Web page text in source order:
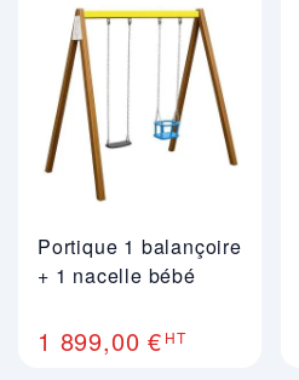
Portique 1 balançoire
+ 1 nacelle bébé
1 899,00 € HT